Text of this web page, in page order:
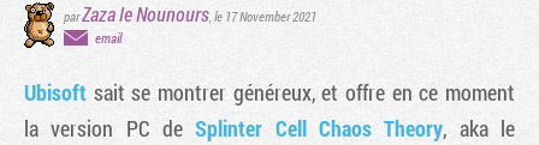
parZaza le Nounours,le 17 November 2021
email
Ubisoft sait se montrer généreux, et offre en ce moment
la version PC deSplinter Cell Chaos Theory, aka le